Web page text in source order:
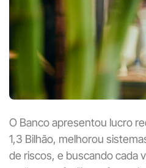
O Banco apresentou lucro
1,3 Bilhão, melhorou
de riscos, e buscando cada